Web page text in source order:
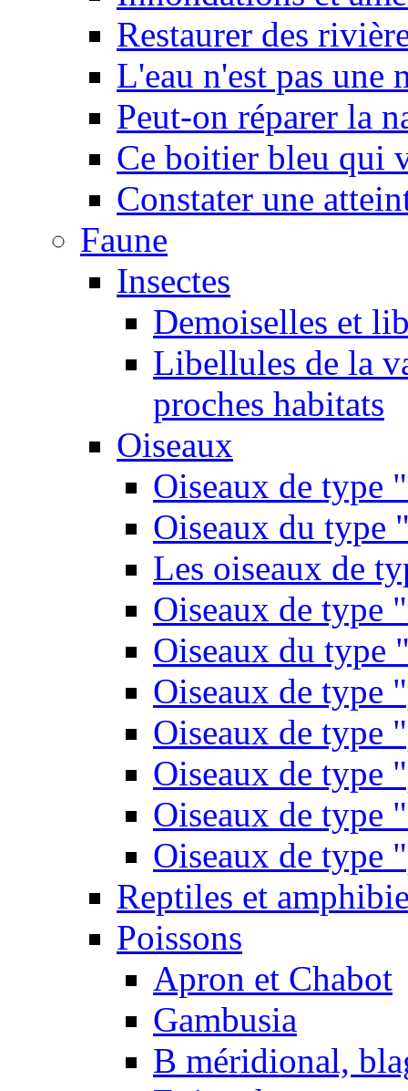
Restaurer des
L'eau n'est pas une
Peut-on réparer la
Ce boitier bleu qui
Constater une
Faune
Insectes
Demoiselles et
Libellules de la
proches habitats
Oiseaux
Oiseaux de type
Oiseaux du type
Les oiseaux de
Oiseaux de type
Oiseaux du type
Oiseaux de type
Oiseaux de type
Oiseaux de type
Oiseaux de type
Oiseaux de type
Reptiles et
Poissons
Apron et Chabot
Gambusia
B méridional,